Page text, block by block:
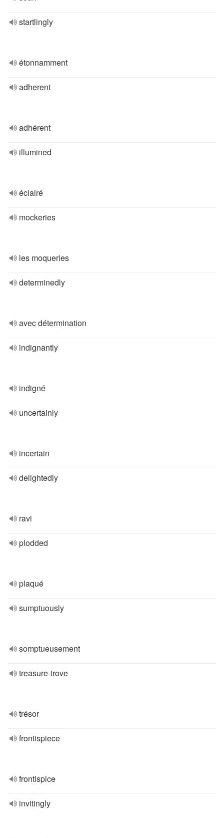
startlingly
étonnamment
adherent
adhérent
illumined
éclairé
mockeries
les moqueries
determinedly
avec détermination
indignantly
indigné
uncertainly
incertain
delightedly
ravi
plodded
plaqué
sumptuously
somptueusement
treasure-trove
trésor
frontispiece
frontispice
invitingly